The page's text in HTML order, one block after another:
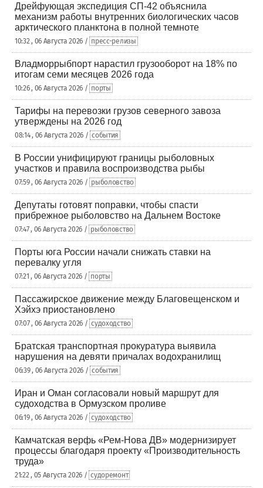
Дрейфующая экспедиция СП-42 объяснила
механизм работы внутренних биологических часов
арктического планктона в полной темноте
10:32 , 06 Августа 2026 / пресс-релизы
Владморрыбпорт нарастил грузооборот на 18% по
итогам семи месяцев 2026 года
10:26 , 06 Августа 2026 / порты
Тарифы на перевозки грузов северного завоза
утверждены на 2026 год
08:14 , 06 Августа 2026 / события
В России унифицируют границы рыболовных
участков и правила воспроизводства рыбы
07:59 , 06 Августа 2026 / рыболовство
Депутаты готовят поправки, чтобы спасти
прибрежное рыболовство на Дальнем Востоке
07:47 , 06 Августа 2026 / рыболовство
Порты юга России начали снижать ставки на
перевалку угля
07:21 , 06 Августа 2026 / порты
Пассажирское движение между Благовещенском и
Хэйхэ приостановлено
07:07 , 06 Августа 2026 / судоходство
Братская транспортная прокуратура выявила
нарушения на девяти причалах водохранилищ
06:39 , 06 Августа 2026 / события
Иран и Оман согласовали новый маршрут для
судоходства в Ормузском проливе
06:19 , 06 Августа 2026 / судоходство
Камчатская верфь «Рем-Нова ДВ» модернизирует
процессы благодаря проекту «Производительность
труда»
21:22 , 05 Августа 2026 / судоремонт